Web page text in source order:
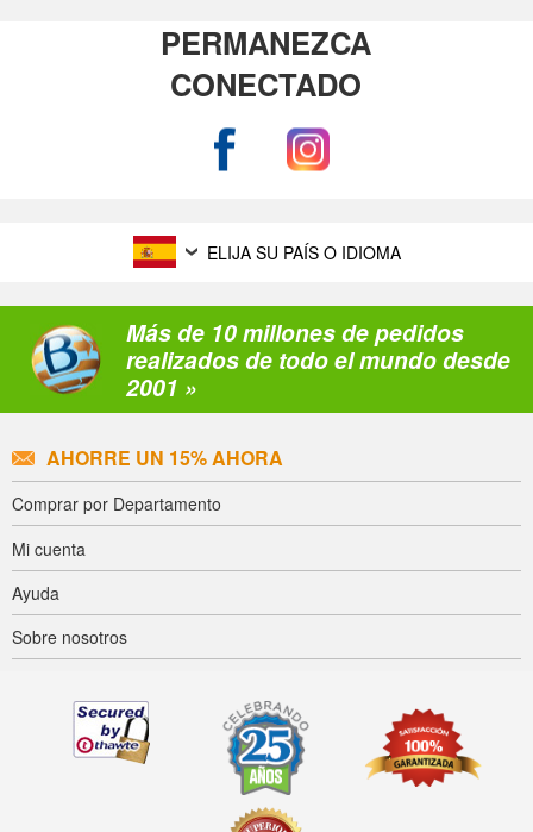
PERMANEZCA
CONECTADO
ELIJA SU PAÍS O IDIOMA
Más de 10 millones de pedidos
realizados de todo el mundo desde
2001 »
AHORRE UN 15% AHORA
Comprar por Departamento
Mi cuenta
Ayuda
Sobre nosotros